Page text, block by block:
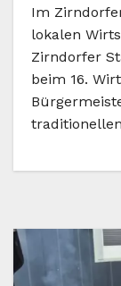
Im
lokalen
Zirndorfer
beim 16.